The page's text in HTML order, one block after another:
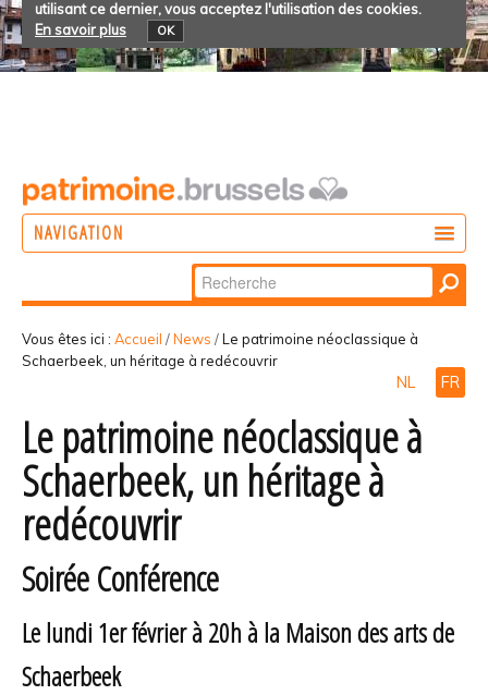
utilisant ce dernier, vous acceptez l'utilisation des cookies.
En savoir plus
OK
NAVIGATION
PARTICIPER
Chercher par
Recherche
avancée…
Vous êtes ici : Accueil /News /Le patrimoine néoclassique à
Schaerbeek, un héritage à redécouvrir
NL FR
Le patrimoine néoclassique à
Schaerbeek, un héritage à
redécouvrir
Soirée Conférence
Le lundi 1er février à 20h à la Maison des arts de
Schaerbeek